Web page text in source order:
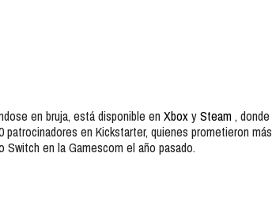
en bruja, está disponible en XboxySteam, donde
en Kickstarter, quienes prometieron más
Switch en la Gamescom el año pasado.